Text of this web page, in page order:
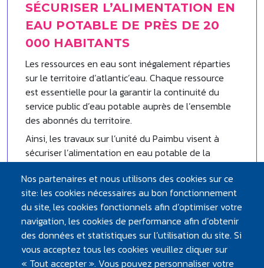
SÉCURISER L’ALIMENTATION EN
EAU POTABLE DE PRÈS DE 20
000 HABITANTS
Les ressources en eau sont inégalement réparties
sur le territoire d’atlantic’eau. Chaque ressource
est essentielle pour la garantir la continuité du
service public d’eau potable auprès de l’ensemble
des abonnés du territoire.
Ainsi, les travaux sur l’unité du Paimbu visent à
sécuriser l’alimentation en eau potable de la
Région de Guémené-Penfao. Cette unité dessert
environ 19 500 habitants, sur 8 communes du nord
de la Loire-Atlantique : Massérac, Avessac, Saint-
Nicolas-de-Redon, Guémené-Penfao, Pierric,
Conquereuil, Derval et Marsac-sur-Don.
Nos partenaires et nous utilisons des cookies sur ce
site: les cookies nécessaires au bon fonctionnement
du site, les cookies fonctionnels afin d’optimiser votre
navigation, les cookies de performance afin d’obtenir
des données et statistiques sur l’utilisation du site. Si
vous acceptez tous les cookies veuillez cliquer sur
« Tout accepter ». Vous pouvez personnaliser votre